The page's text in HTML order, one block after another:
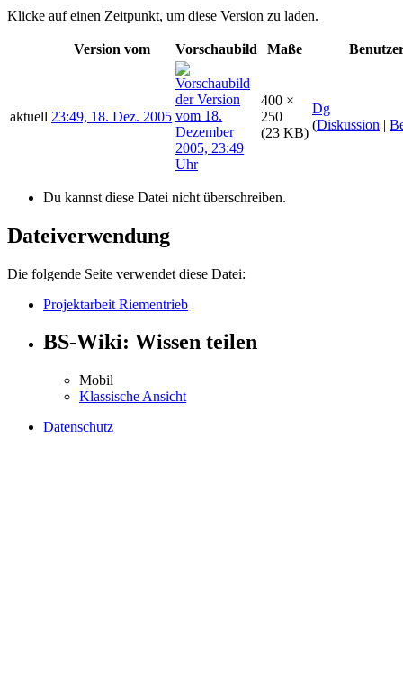
Klicke auf einen Zeitpunkt, um diese Version zu laden.
Version vom Vorschaubild Maße
aktuell 23:49, 18. Dez. 2005
400 ×
250
(23 KB)
Dg
(Diskussion |
Du kannst diese Datei nicht überschreiben.
Dateiverwendung
Die folgende Seite verwendet diese Datei:
Projektarbeit Riementrieb
BS-Wiki: Wissen teilen
Mobil
Klassische Ansicht
Datenschutz